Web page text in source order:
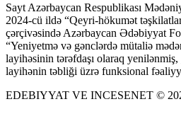
Sayt Azərbaycan Respublikası
2024-cü ildə “Qeyri-hökumət
çərçivəsində Azərbaycan Ədəbiyyat
“Yeniyetmə və gənclərdə mütaliə
layihəsinin tərəfdaşı olaraq
layihənin təbliği üzrə funksional
EDEBIYYAT VE INCESENET ©